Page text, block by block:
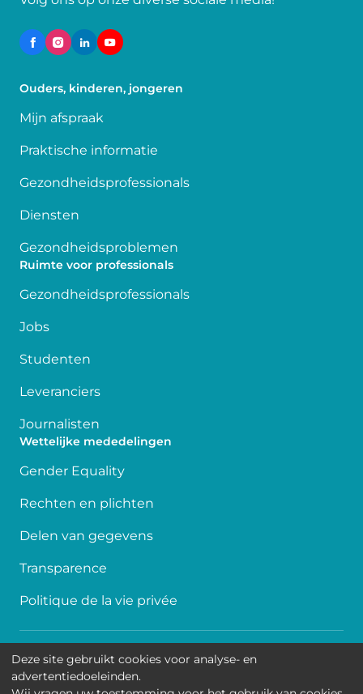
Ouders, kinderen, jongeren
Mijn afspraak
Praktische informatie
Gezondheidsprofessionals
Diensten
Gezondheidsproblemen
Ruimte voor professionals
Gezondheidsprofessionals
Jobs
Studenten
Leveranciers
Journalisten
Wettelijke mededelingen
Gender Equality
Rechten en plichten
Delen van gegevens
Transparence
Politique de la vie privée
Toegankelijkheid
Contact
Deze site gebruikt cookies voor analyse- en
advertentiedoeleinden.